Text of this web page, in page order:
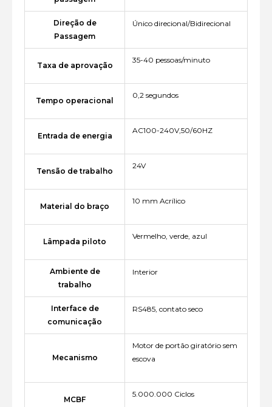
Direção de
Passagem
Único direcional/Bidirecional
Taxa de aprovação
35-40 pessoas/minuto
Tempo operacional
0,2 segundos
Entrada de energia
AC100-240V,50/60HZ
Tensão de trabalho
24V
Material do braço
10 mm Acrílico
Lâmpada piloto
Vermelho, verde, azul
Ambiente de
trabalho
Interior
Interface de
comunicação
RS485, contato seco
Mecanismo
Motor de portão giratório sem
escova
MCBF
5.000.000 Ciclos